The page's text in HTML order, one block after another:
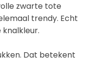
zwarte tote
trendy. Echt
knalkleur.
Dat betekent